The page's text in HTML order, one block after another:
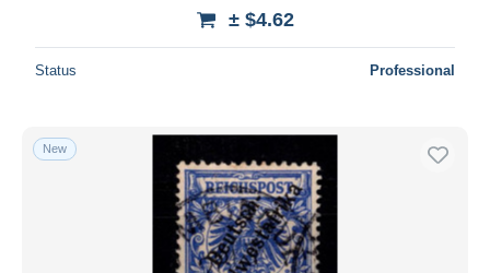
± $4.62
Status Professional
New